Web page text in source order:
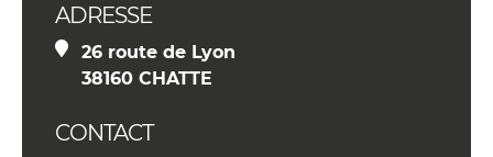
ADRESSE
26 route de Lyon
38160 CHATTE
CONTACT